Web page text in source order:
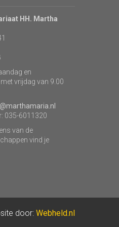
HH. Martha
en
vrijdag van 9.00
035-6011320
van de
vind je
door: Webheld.nl